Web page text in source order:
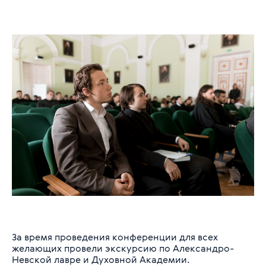
За время проведения конференции для всех
желающих провели экскурсию по Александро-
Невской лавре и Духовной Академии.